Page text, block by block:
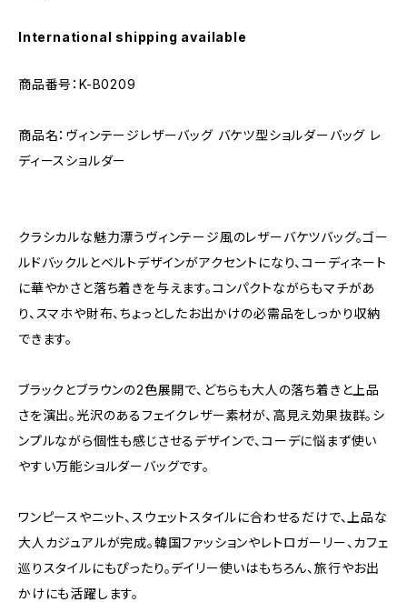
International shipping available
商品番号：K-B0209
商品名：ヴィンテージレザーバッグ バケツ型ショルダーバッグ レ
ディースショルダー
クラシカルな魅力漂うヴィンテージ風のレザーバケツバッグ。ゴー
ルドバックルとベルトデザインがアクセントになり、コーディネート
に華やかさと落ち着きを与えます。コンパクトながらもマチがあ
り、スマホや財布、ちょっとしたお出かけの必需品をしっかり収納
できます。
ブラックとブラウンの2色展開で、どちらも大人の落ち着きと上品
さを演出。光沢のあるフェイクレザー素材が、高見え効果抜群。シ
ンプルながら個性も感じさせるデザインで、コーデに悩まず使い
やすい万能ショルダーバッグです。
ワンピースやニット、スウェットスタイルに合わせるだけで、上品な
大人カジュアルが完成。韓国ファッションやレトロガーリー、カフェ
巡りスタイルにもぴったり。デイリー使いはもちろん、旅行やお出
かけにも活躍します。